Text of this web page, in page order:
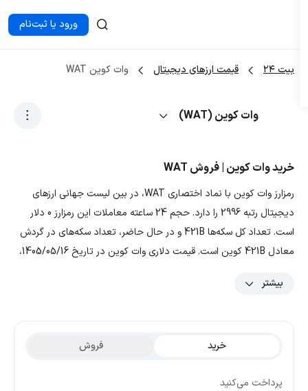
ورود یا ثبت‌نام
بیت ۲۴ قیمت ارزهای دیجیتال وات کوین WAT
وات کوین (WAT)
خرید وات کوین | فروش WAT
رمزارز وات کوین با نماد اختصاری WAT، در بین لیست جهانی ارزهای
دیجیتال رتبه 2996 را دارد. حجم 24 ساعته معاملات این رمزارز 0 دلار
است. تعداد کل سکه‌ها 421B و در حال حاضر، تعداد سکه‌های در گردش
معادل 421B کوین است. قیمت دلاری وات کوین در تاریخ 1405/05/16،
بیشتر
خرید فروش
پرداخت می‌کنید